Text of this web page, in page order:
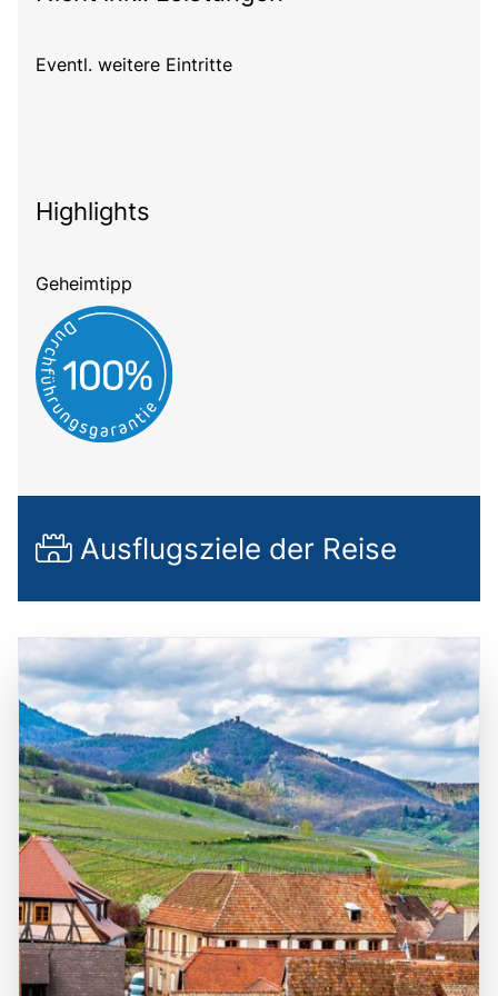
Eventl. weitere Eintritte
Highlights
Geheimtipp
Ausflugsziele der Reise